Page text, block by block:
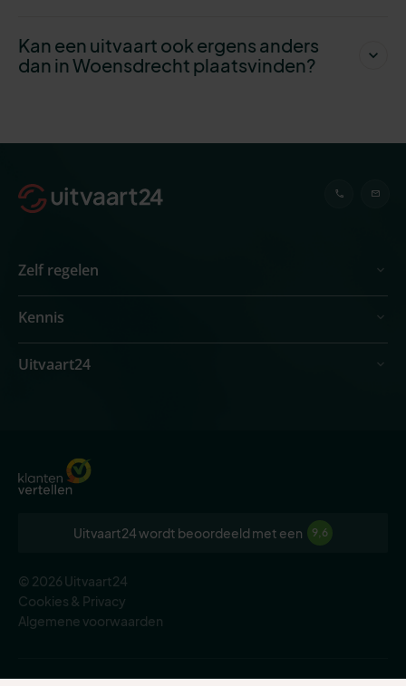
Kan een uitvaart ook ergens anders
dan in Woensdrecht plaatsvinden?
Zelf regelen
Kennis
Uitvaart24
Uitvaart24 wordt beoordeeld met een 9,6
© 2026 Uitvaart24
Cookies & Privacy
Algemene voorwaarden